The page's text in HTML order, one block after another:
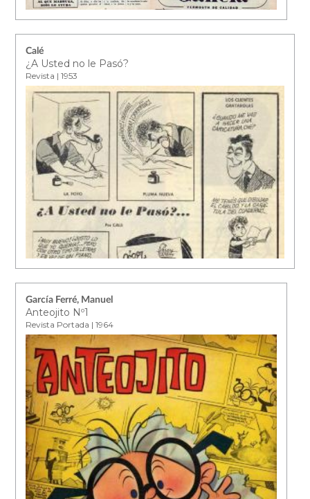
Calé
¿A Usted no le Pasó?
Revista | 1953
García Ferré, Manuel
Anteojito Nº1
Revista Portada | 1964